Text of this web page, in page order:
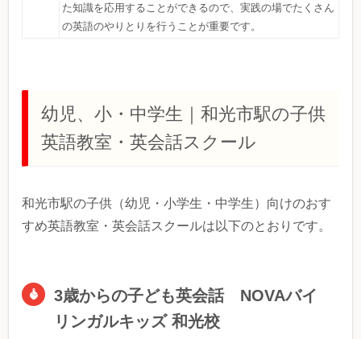
た知識を応用することができるので、実践の場でたくさん
の英語のやりとりを行うことが重要です。
幼児、小・中学生｜和光市駅の子供
英語教室・英会話スクール
和光市駅の子供（幼児・小学生・中学生）向けのおす
すめ英語教室・英会話スクールは以下のとおりです。
3歳からの子ども英会話 NOVAバイ
リンガルキッズ 和光校